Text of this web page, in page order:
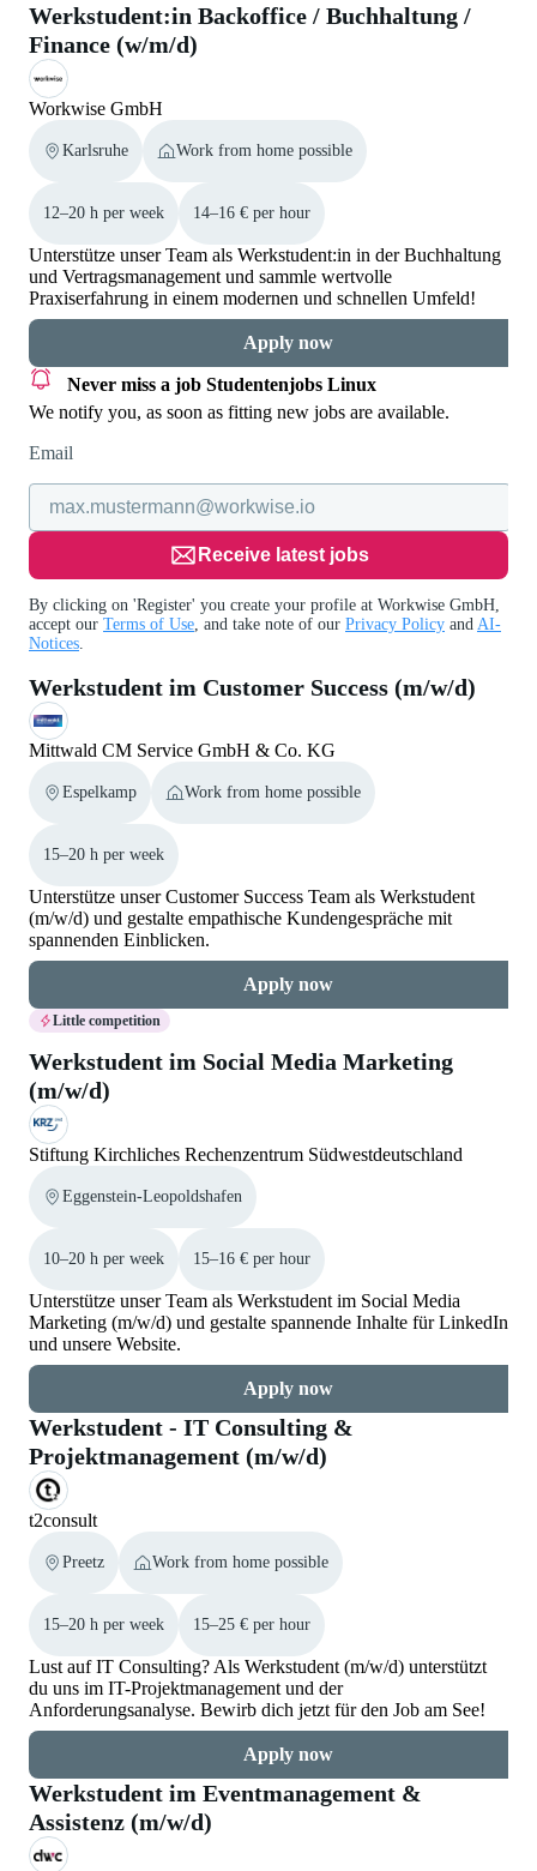
Werkstudent:in Backoffice / Buchhaltung /
Finance (w/m/d)
Workwise GmbH
Karlsruhe Work from home possible
12–20 h per week 14–16 € per hour
Unterstütze unser Team als Werkstudent:in in der Buchhaltung
und Vertragsmanagement und sammle wertvolle
Praxiserfahrung in einem modernen und schnellen Umfeld!
Apply now
Never miss a job Studentenjobs Linux
We notify you, as soon as fitting new jobs are available.
Email
Receive latest jobs
By clicking on 'Register' you create your profile at Workwise GmbH,
accept our Terms of Use , and take note of our Privacy Policy and AI-
Notices
Werkstudent im Customer Success (m/w/d)
Mittwald CM Service GmbH & Co. KG
Espelkamp Work from home possible
15–20 h per week
Unterstütze unser Customer Success Team als Werkstudent
(m/w/d) und gestalte empathische Kundengespräche mit
spannenden Einblicken.
Apply now
Little competition
Werkstudent im Social Media Marketing
(m/w/d)
Stiftung Kirchliches Rechenzentrum Südwestdeutschland
Eggenstein-Leopoldshafen
10–20 h per week 15–16 € per hour
Unterstütze unser Team als Werkstudent im Social Media
Marketing (m/w/d) und gestalte spannende Inhalte für LinkedIn
und unsere Website.
Apply now
Werkstudent - IT Consulting &
Projektmanagement (m/w/d)
t2consult
Preetz Work from home possible
15–20 h per week 15–25 € per hour
Lust auf IT Consulting? Als Werkstudent (m/w/d) unterstützt
du uns im IT-Projektmanagement und der
Anforderungsanalyse. Bewirb dich jetzt für den Job am See!
Apply now
Werkstudent im Eventmanagement &
Assistenz (m/w/d)